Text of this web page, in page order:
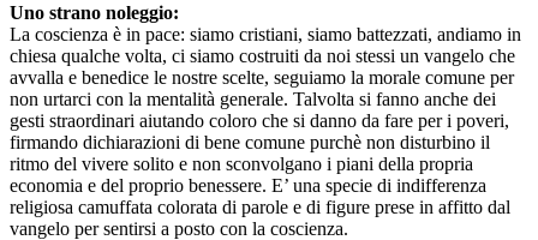
Uno strano noleggio:
La coscienza è in pace: siamo cristiani, siamo battezzati, andiamo in
chiesa qualche volta, ci siamo costruiti da noi stessi un vangelo che
avvalla e benedice le nostre scelte, seguiamo la morale comune per
non urtarci con la mentalità generale. Talvolta si fanno anche dei
gesti straordinari aiutando coloro che si danno da fare per i poveri,
firmando dichiarazioni di bene comune purchè non disturbino il
ritmo del vivere solito e non sconvolgano i piani della propria
economia e del proprio benessere. E’ una specie di indifferenza
religiosa camuffata colorata di parole e di figure prese in affitto dal
vangelo per sentirsi a posto con la coscienza.